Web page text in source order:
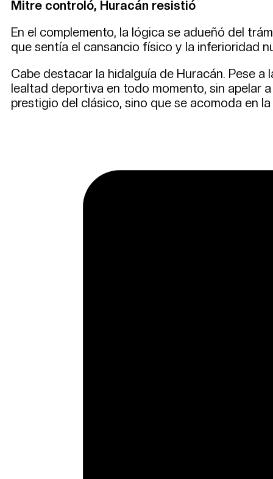
Mitre controló, Huracán resistió
En el complemento, la lógica se adueñó del
que sentía el cansancio físico y la inferioridad
Cabe destacar la hidalguía de Huracán. Pese
lealtad deportiva en todo momento, sin apelar
prestigio del clásico, sino que se acomoda en